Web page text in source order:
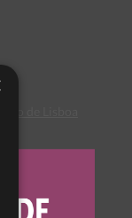
de Lisboa